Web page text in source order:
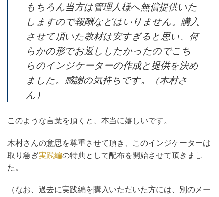
もちろん当方は管理人様へ無償提供いた
しますので報酬などはいりません。購入
させて頂いた教材は安すぎると思い、何
らかの形でお返ししたかったのでこち
らのインジケーターの作成と提供を決め
ました。感謝の気持ちです。（木村さ
ん）
このような言葉を頂くと、本当に嬉しいです。
木村さんの意思を尊重させて頂き、このインジケーターは
取り急ぎ実践編の特典として配布を開始させて頂きまし
た。
（なお、過去に実践編を購入いただいた方には、別のメー